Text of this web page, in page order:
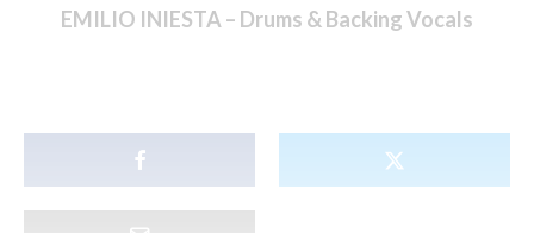
EMILIO INIESTA – Drums & Backing Vocals